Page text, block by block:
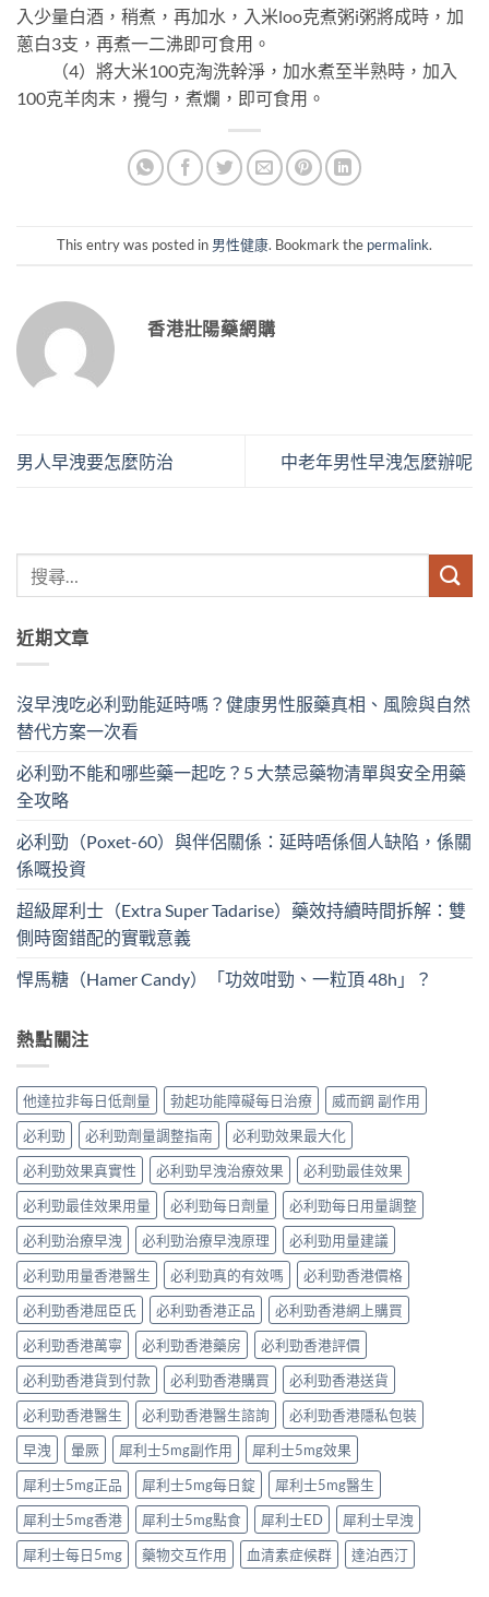
入少量白酒，稍煮，再加水，入米loo克煮粥i粥將成時，加
蔥白3支，再煮一二沸即可食用。
（4）將大米100克淘洗幹淨，加水煮至半熟時，加入
100克羊肉末，攪勻，煮爛，即可食用。
This entry was posted in 男性健康. Bookmark the permalink.
香港壯陽藥網購
男人早洩要怎麼防治 中老年男性早洩怎麼辦呢
近期文章
沒早洩吃必利勁能延時嗎？健康男性服藥真相、風險與自然
替代方案一次看
必利勁不能和哪些藥一起吃？5 大禁忌藥物清單與安全用藥
全攻略
必利勁（Poxet-60）與伴侶關係：延時唔係個人缺陷，係關
係嘅投資
超級犀利士（Extra Super Tadarise）藥效持續時間拆解：雙
側時窗錯配的實戰意義
悍馬糖（Hamer Candy）「功效咁勁、一粒頂 48h」？
熱點關注
他達拉非每日低劑量 勃起功能障礙每日治療
威而鋼 副作用
必利勁
必利勁劑量調整指南
必利勁效果最大化
必利勁效果真實性
必利勁早洩治療效果
必利勁最佳效果
必利勁最佳效果用量
必利勁每日劑量
必利勁每日用量調整
必利勁治療早洩
必利勁治療早洩原理
必利勁用量建議
必利勁用量香港醫生
必利勁真的有效嗎
必利勁香港價格
必利勁香港屈臣氏
必利勁香港正品
必利勁香港網上購買
必利勁香港萬寧
必利勁香港藥房
必利勁香港評價
必利勁香港貨到付款
必利勁香港購買
必利勁香港送貨
必利勁香港醫生
必利勁香港醫生諮詢
必利勁香港隱私包裝
早洩
暈厥 犀利士5mg副作用
犀利士5mg效果
犀利士5mg正品
犀利士5mg每日錠
犀利士5mg醫生
犀利士5mg香港
犀利士5mg點食 犀利士ED
犀利士早洩
犀利士每日5mg
藥物交互作用 血清素症候群 達泊西汀